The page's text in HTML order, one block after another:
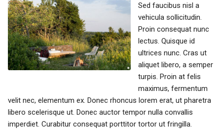
Sed faucibus nisl a
vehicula sollicitudin.
Proin consequat nunc
lectus. Quisque id
ultrices nunc. Cras ut
aliquet libero, a semper
turpis. Proin at felis
maximus, fermentum
velit nec, elementum ex. Donec rhoncus lorem erat, ut pharetra
libero scelerisque ut. Donec auctor tempor nulla convallis
imperdiet. Curabitur consequat porttitor tortor ut fringilla.